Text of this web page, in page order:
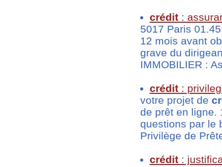
crédit :
5017 Paris
12 mois avant
grave du
IMMOBILIER :
crédit :
votre projet de
de prêt en ligne.
questions par le
Privilège de
crédit :